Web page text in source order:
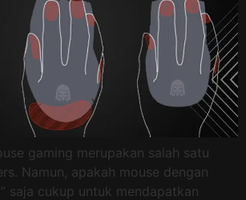
gaming merupakan salah satu
Namun, apakah mouse dengan
saja cukup untuk mendapatkan